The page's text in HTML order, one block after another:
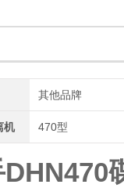
其他品牌
机 470型